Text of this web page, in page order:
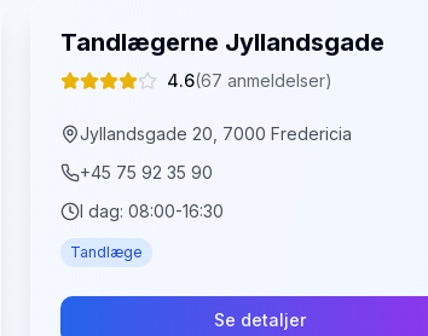
Tandlægerne Jyllandsgade
4.6(67 anmeldelser)
Jyllandsgade 20, 7000 Fredericia
+45 75 92 35 90
I dag:08:00-16:30
Tandlæge
Se detaljer